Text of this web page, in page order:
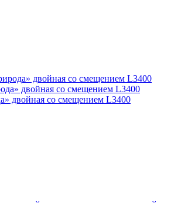
двойная со смещением L3400